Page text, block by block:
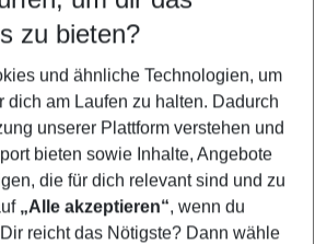
5-8 Nächte
Kinder
Filter anzeigen
zu bieten?
und ähnliche Technologien, um
dich am Laufen zu halten. Dadurch
unserer Plattform verstehen und
bieten sowie Inhalte, Angebote
die für dich relevant sind und zu
„Alle akzeptieren“, wenn du
reicht das Nötigste? Dann wähle